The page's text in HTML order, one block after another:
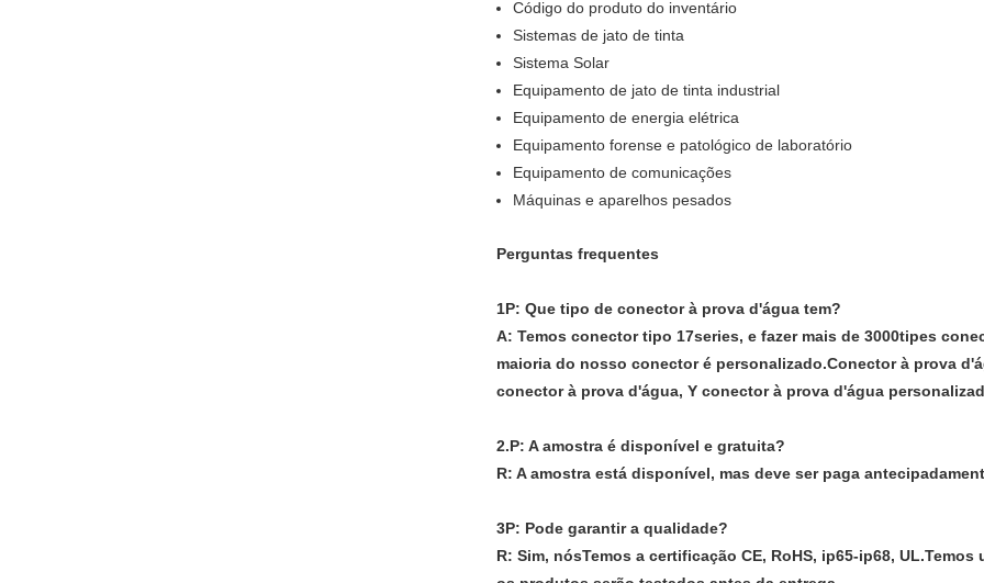
Código do produto do inventário
Sistemas de jato de tinta
Sistema Solar
Equipamento de jato de tinta industrial
Equipamento de energia elétrica
Equipamento forense e patológico de laboratório
Equipamento de comunicações
Máquinas e aparelhos pesados
Perguntas frequentes
1P: Que tipo de conector à prova d'água tem?
A: Temos conector tipo 17series, e fazer mais de 3000tipes
maioria do nosso conector é personalizado.Conector à prova
conector à prova d'água, Y conector à prova d'água
2.P: A amostra é disponível e gratuita?
R: A amostra está disponível, mas deve ser paga
3P: Pode garantir a qualidade?
R: Sim, nósTemos a certificação CE, RoHS, ip65-ip68, UL.Temos